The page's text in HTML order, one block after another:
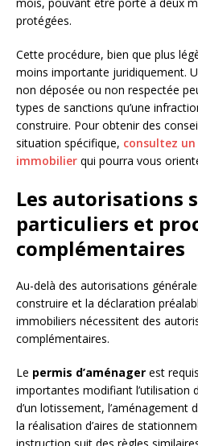
protégées.
Cette procédure, bien que plus
moins importante juridiquement.
non déposée ou non respectée
types de sanctions qu’une
construire. Pour obtenir des
situation spécifique, consultez
immobilier qui pourra vous
Les autorisations
particuliers et
complémentaires
Au-delà des autorisations
construire et la déclaration
immobiliers nécessitent des
complémentaires.
Le permis d’aménager est
importantes modifiant l’utilisation
d’un lotissement, l’aménagement
la réalisation d’aires de